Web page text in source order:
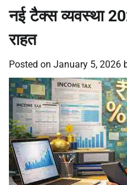
नई टैक्स व्यवस्था
राहत
Posted on January 5, 2026